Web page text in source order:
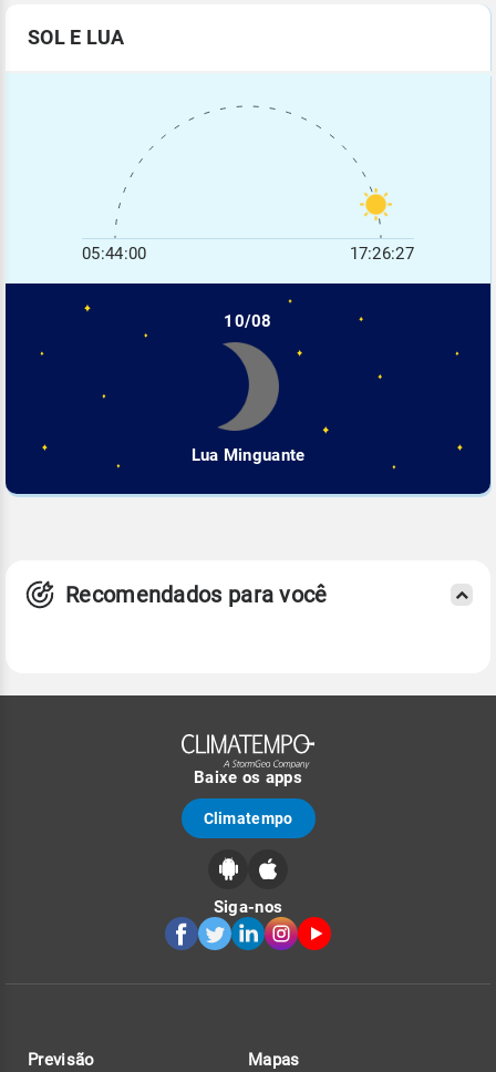
SOL E LUA
05:44:00 17:26:27
10/08
Lua Minguante
Recomendados para você
Baixe os apps
Climatempo
Siga-nos
Previsão Mapas